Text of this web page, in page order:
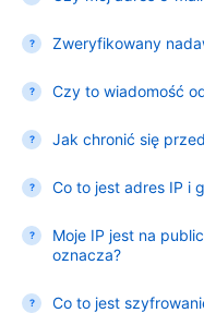
Zweryfikowany
Czy to wiadomość
Jak chronić się
Co to jest adres IP i
Moje IP jest na
oznacza?
Co to jest